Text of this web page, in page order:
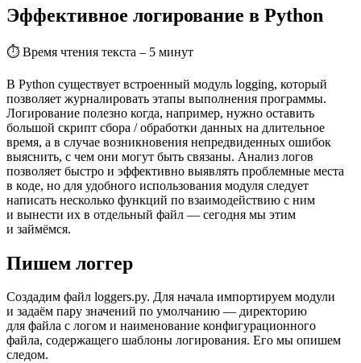
Эффективное логирование в Python
⏱ Время чтения текста – 5 минут
В Python существует встроенный модуль logging, который
позволяет журналировать этапы выполнения программы.
Логирование полезно когда, например, нужно оставить
большой скрипт сбора / обработки данных на длительное
время, а в случае возникновения непредвиденных ошибок
выяснить, с чем они могут быть связаны. Анализ логов
позволяет быстро и эффективно выявлять проблемные места
в коде, но для удобного использования модуля следует
написать несколько функций по взаимодействию с ним
и вынести их в отдельный файл — сегодня мы этим
и займёмся.
Пишем логгер
Создадим файл loggers.py. Для начала импортируем модули
и задаём пару значений по умолчанию — директорию
для файла с логом и наименование конфигурационного
файла, содержащего шаблоны логирования. Его мы опишем
следом.